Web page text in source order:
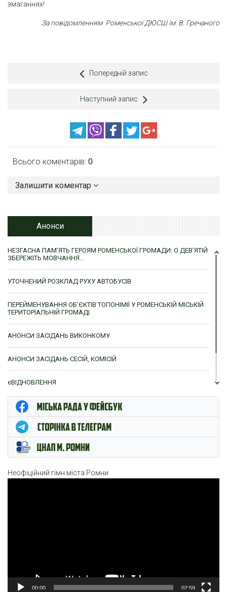
змаганнях!
За повідомленням Роменської ДЮСШ ім. В. Гречаного
Попередній запис
Наступний запис
Всього коментарів: 0
Залишити коментар
Анонси
НЕЗГАСНА ПАМ’ЯТЬ ГЕРОЯМ РОМЕНСЬКОЇ ГРОМАДИ: О ДЕВ’ЯТІЙ
ЗБЕРЕЖІТЬ МОВЧАННЯ…
УТОЧНЕНИЙ РОЗКЛАД РУХУ АВТОБУСІВ
ПЕРЕЙМЕНУВАННЯ ОБ’ЄКТІВ ТОПОНІМІЇ У РОМЕНСЬКІЙ МІСЬКІЙ
ТЕРИТОРІАЛЬНІЙ ГРОМАДІ
АНОНСИ ЗАСІДАНЬ ВИКОНКОМУ
АНОНСИ ЗАСІДАНЬ СЕСІЙ, КОМІСІЙ
єВІДНОВЛЕННЯ
ЦНАП м. Ромни
Неофіційний гімн міста Ромни
00:00 02:59